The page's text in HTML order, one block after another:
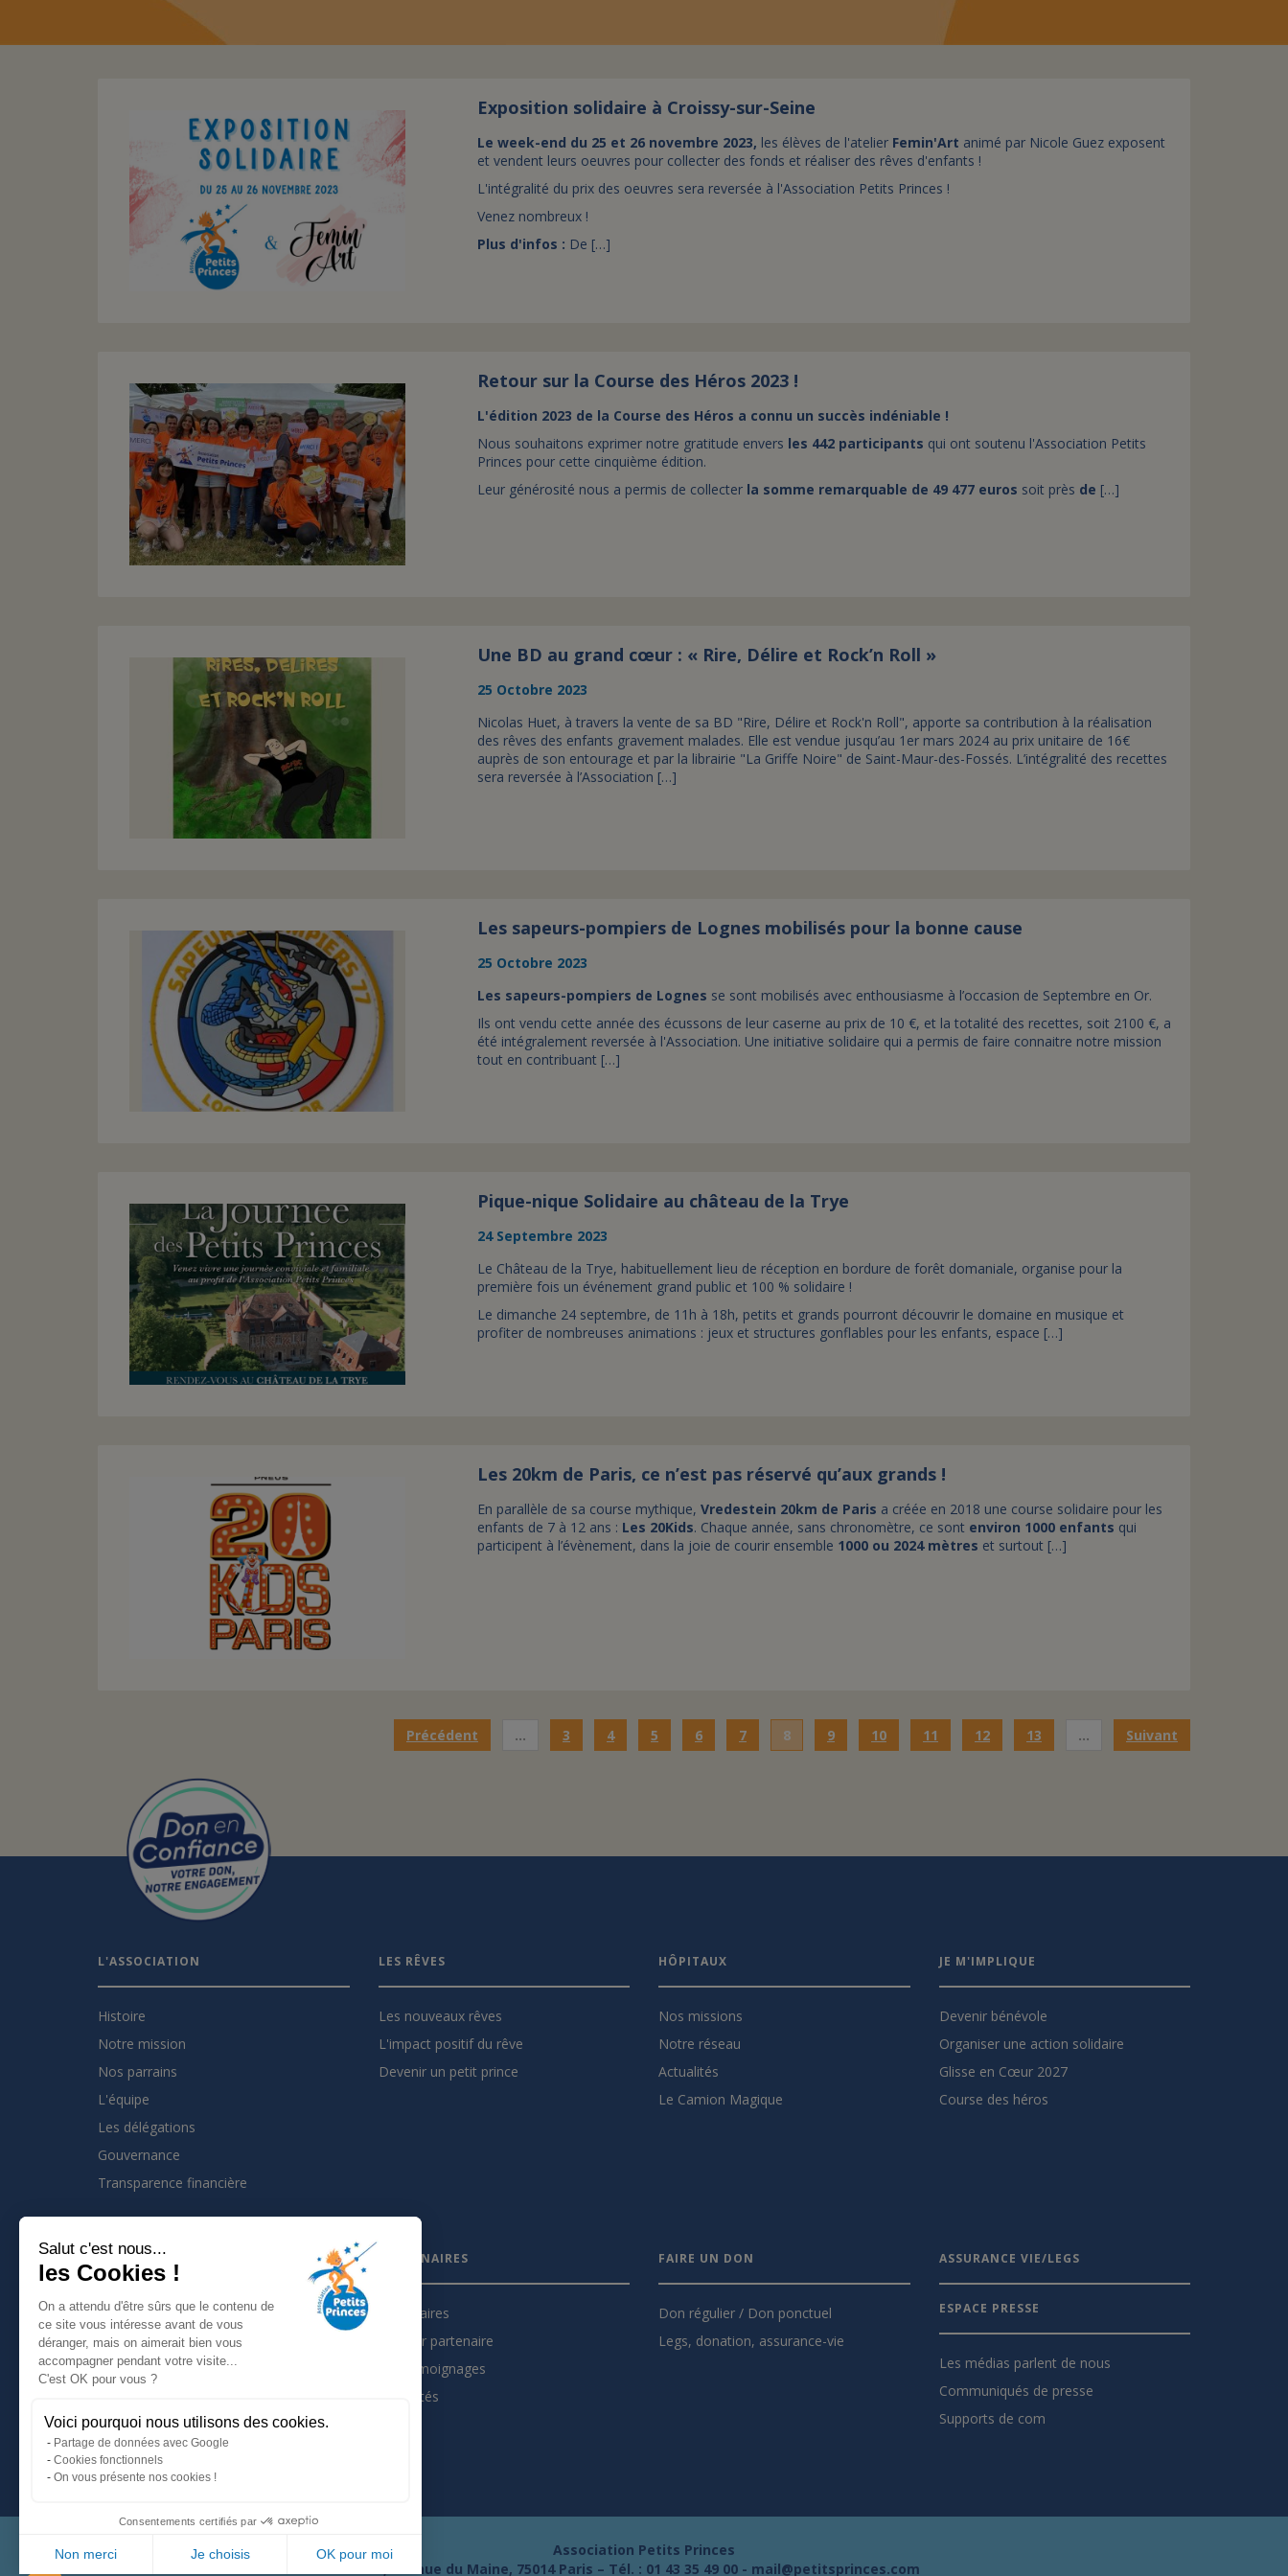
Salut c'est nous...
les Cookies !
On a attendu d'être sûrs que le contenu de
ce site vous intéresse avant de vous
déranger, mais on aimerait bien vous
accompagner pendant votre visite...
C'est OK pour vous ?
Voici pourquoi nous utilisons des cookies.
Partage de données avec Google
Cookies fonctionnels
On vous présente nos cookies !
Consentements certifiés par
Non merci Je choisis OK pour moi
Exposition solidaire à Croissy-sur-Seine
Le week-end du 25 et 26 novembre 2023, les élèves de l'atelier Femin'Art animé par Nicole Guez exposent
et vendent leurs oeuvres pour collecter des fonds et réaliser des rêves d'enfants !
L'intégralité du prix des oeuvres sera reversée à l'Association Petits Princes !
Venez nombreux !
Plus d'infos : De […]
Retour sur la Course des Héros 2023 !
L'édition 2023 de la Course des Héros a connu un succès indéniable !
Nous souhaitons exprimer notre gratitude envers les 442 participants qui ont soutenu l'Association Petits
Princes pour cette cinquième édition.
Leur générosité nous a permis de collecter la somme remarquable de 49 477 euros soit près de […]
Une BD au grand cœur : « Rire, Délire et Rock’n Roll »
25 Octobre 2023
Nicolas Huet, à travers la vente de sa BD "Rire, Délire et Rock'n Roll", apporte sa contribution à la réalisation
des rêves des enfants gravement malades. Elle est vendue jusqu’au 1er mars 2024 au prix unitaire de 16€
auprès de son entourage et par la librairie "La Griffe Noire" de Saint-Maur-des-Fossés. L’intégralité des recettes
sera reversée à l’Association […]
Les sapeurs-pompiers de Lognes mobilisés pour la bonne cause
25 Octobre 2023
Les sapeurs-pompiers de Lognes se sont mobilisés avec enthousiasme à l’occasion de Septembre en Or.
Ils ont vendu cette année des écussons de leur caserne au prix de 10 €, et la totalité des recettes, soit 2100 €, a
été intégralement reversée à l'Association. Une initiative solidaire qui a permis de faire connaitre notre mission
tout en contribuant […]
Pique-nique Solidaire au château de la Trye
24 Septembre 2023
Le Château de la Trye, habituellement lieu de réception en bordure de forêt domaniale, organise pour la
première fois un événement grand public et 100 % solidaire !
Le dimanche 24 septembre, de 11h à 18h, petits et grands pourront découvrir le domaine en musique et
profiter de nombreuses animations : jeux et structures gonflables pour les enfants, espace […]
Les 20km de Paris, ce n’est pas réservé qu’aux grands !
En parallèle de sa course mythique, Vredestein 20km de Paris a créée en 2018 une course solidaire pour les
enfants de 7 à 12 ans : Les 20Kids. Chaque année, sans chronomètre, ce sont environ 1000 enfants qui
participent à l’évènement, dans la joie de courir ensemble 1000 ou 2024 mètres et surtout […]
Précédent … 3 4 5 6 7 8 9 10 11 12 13 … Suivant
L'ASSOCIATION
Histoire
Notre mission
Nos parrains
L'équipe
Les délégations
Gouvernance
Transparence financière
LES RÊVES
Les nouveaux rêves
L'impact positif du rêve
Devenir un petit prince
HÔPITAUX
Nos missions
Notre réseau
Actualités
Le Camion Magique
JE M'IMPLIQUE
Devenir bénévole
Organiser une action solidaire
Glisse en Cœur 2027
Course des héros
INSCRIVEZ VOUS À LA NEWSLETTER
Je m'inscris à la newsletter
Suivez nous sur :
Mentions légales
Politique de confidentialité
PARTENAIRES
Partenaires
Devenir partenaire
Les témoignages
Actualités
FAIRE UN DON
Don régulier / Don ponctuel
Legs, donation, assurance-vie
ASSURANCE VIE/LEGS
ESPACE PRESSE
Les médias parlent de nous
Communiqués de presse
Supports de com
Association Petits Princes
66, avenue du Maine, 75014 Paris – Tél. : 01 43 35 49 00 - mail@petitsprinces.com